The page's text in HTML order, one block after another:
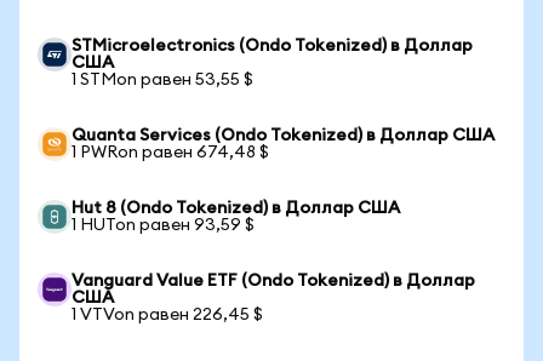
STMicroelectronics (Ondo Tokenized) в Доллар
США
1 STMon равен 53,55 $
Quanta Services (Ondo Tokenized) в Доллар США
1 PWRon равен 674,48 $
Hut 8 (Ondo Tokenized) в Доллар США
1 HUTon равен 93,59 $
Vanguard Value ETF (Ondo Tokenized) в Доллар
США
1 VTVon равен 226,45 $